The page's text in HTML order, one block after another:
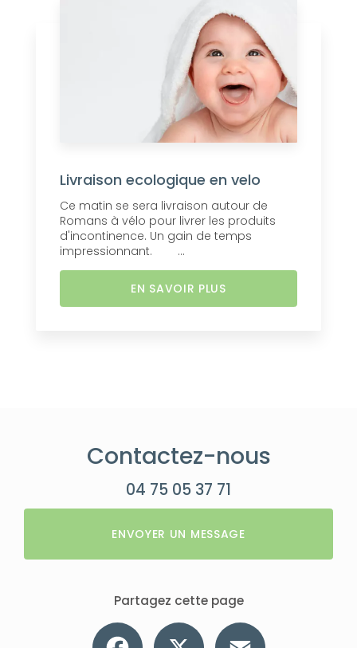
Livraison ecologique en velo
Ce matin se sera livraison autour de
Romans à vélo pour livrer les produits
d'incontinence. Un gain de temps
impressionnant. ...
EN SAVOIR PLUS
Contactez-nous
04 75 05 37 71
ENVOYER UN MESSAGE
Partagez cette page
Facebook